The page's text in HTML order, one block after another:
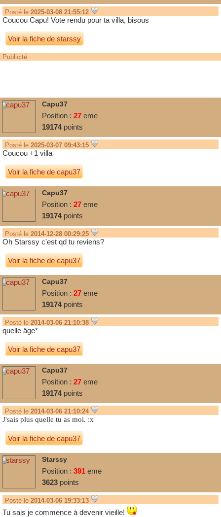
Posté le 2025-03-08 21:55:12
Coucou Capu! Vote rendu pour ta villa, bisous
Voir la fiche de starssy
Publicité
Capu37
Position : 27 eme
19174points
Posté le 2025-03-07 09:43:15
Coucou +1 villa
Voir la fiche de capu37
Capu37
Position : 27 eme
19174points
Posté le 2014-12-28 00:29:25
Oh Starssy c'est qd tu reviens?
Voir la fiche de capu37
Capu37
Position : 27 eme
19174points
Posté le 2014-03-06 21:10:38
quelle âge*
Voir la fiche de capu37
Capu37
Position : 27 eme
19174points
Posté le 2014-03-06 21:10:24
J'sais plus quelle tu as moi. :x
Voir la fiche de capu37
Starssy
Position : 391 eme
3623 points
Posté le 2014-03-06 19:33:13
Tu sais je commence à devenir vieille!